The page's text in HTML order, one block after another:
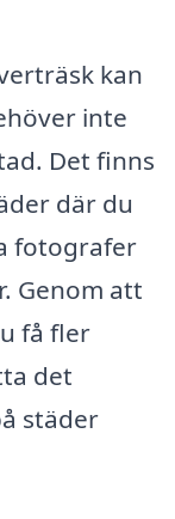
kan
inte
Det finns
där du
fotografer
Genom att
få fler
det
städer